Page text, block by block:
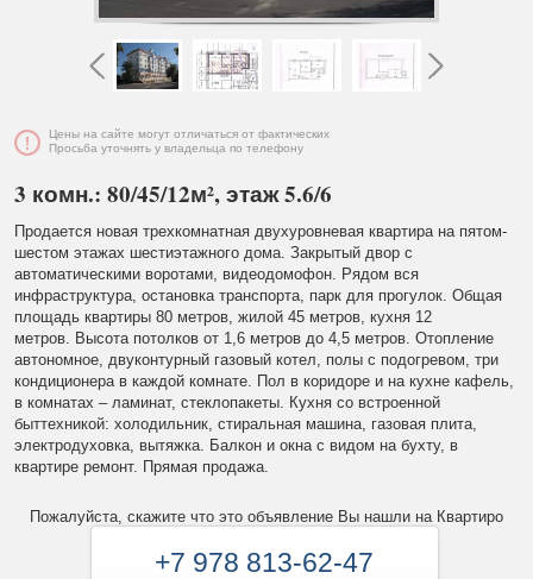
Цены на сайте могут отличаться от фактических
Просьба уточнять у владельца по телефону
3 комн.: 80/45/12м², этаж 5.6/6
Продается новая трехкомнатная двухуровневая квартира на пятом-
шестом этажах шестиэтажного дома. Закрытый двор с
автоматическими воротами, видеодомофон. Рядом вся
инфраструктура, остановка транспорта, парк для прогулок. Общая
площадь квартиры 80 метров, жилой 45 метров, кухня 12
метров. Высота потолков от 1,6 метров до 4,5 метров. Отопление
автономное, двуконтурный газовый котел, полы с подогревом, три
кондиционера в каждой комнате. Пол в коридоре и на кухне кафель,
в комнатах – ламинат, стеклопакеты. Кухня со встроенной
быттехникой: холодильник, стиральная машина, газовая плита,
электродуховка, вытяжка. Балкон и окна с видом на бухту, в
квартире ремонт. Прямая продажа.
Пожалуйста, скажите что это объявление Вы нашли на Квартиро
+7 978 813-62-47